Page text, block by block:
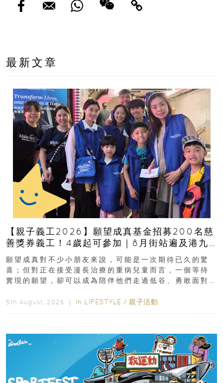
最新文章
【親子義工2026】願望成真基金招募200名慈
善獎券義工！4歲起可參加｜8月街站遍及港九
新界
願望成真對不少小朋友來說，可能是一次期待已久的驚
喜；但對正在接受漫長治療的重病兒童而言，一個等待
實現的願望，卻可以成為陪伴他們走過低谷、勇敢面對
5th August, 2026 ｜ In LIFESTYLE / 親子活動